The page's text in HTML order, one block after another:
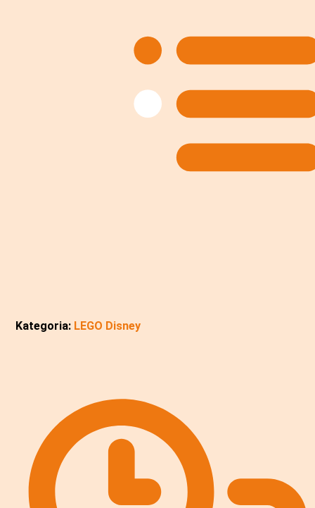
Kategoria: LEGO Disney